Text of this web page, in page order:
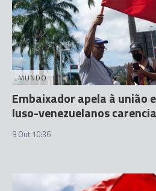
MUNDO
Embaixador apela à união
luso-venezuelanos
9 Out 10:36